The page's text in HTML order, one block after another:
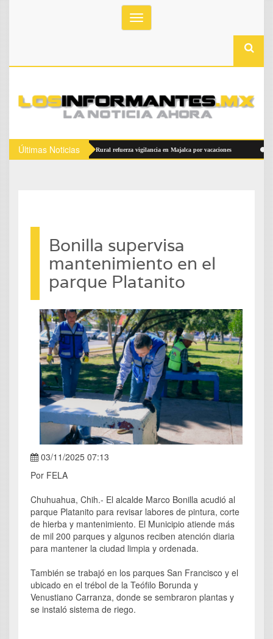
Toggle
navigation
Últimas NoticiasPolicía Rural refuerza vigilancia en Majalca por vacaciones
Bonilla supervisa
mantenimiento en el
parque Platanito
03/11/2025 07:13
Por FELA
Chuhuahua, Chih.- El alcalde Marco Bonilla acudió al
parque Platanito para revisar labores de pintura, corte
de hierba y mantenimiento. El Municipio atiende más
de mil 200 parques y algunos reciben atención diaria
para mantener la ciudad limpia y ordenada.
También se trabajó en los parques San Francisco y el
ubicado en el trébol de la Teófilo Borunda y
Venustiano Carranza, donde se sembraron plantas y
se instaló sistema de riego.